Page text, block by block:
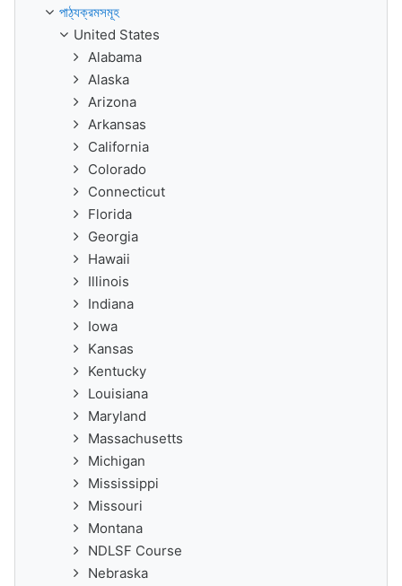
পাঠ্যক্রমসমূহ
United States
Alabama
Alaska
Arizona
Arkansas
California
Colorado
Connecticut
Florida
Georgia
Hawaii
Illinois
Indiana
Iowa
Kansas
Kentucky
Louisiana
Maryland
Massachusetts
Michigan
Mississippi
Missouri
Montana
NDLSF Course
Nebraska